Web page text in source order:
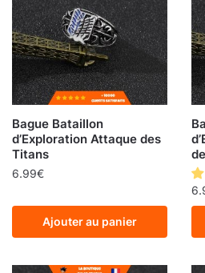
Bague Bataillon
d’Exploration Attaque des
Titans
6.99€
Ajouter au panier